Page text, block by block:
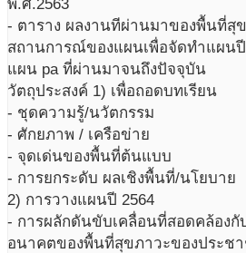
พ.ศ.2563
- ตาราง ผลงานทีผ่านมาของพื้นที่สุ
สถานการณ์ของแผนเพื่อจัดทำแผนปี
แผน pa ที่ผ่านมาจนถึงปัจจุบัน
วัตถุประสงค์ 1) เพื่อถอดบทเรียน
- ชุดความรู้/นวัตกรรม
- ศักยภาพ / เครือข่าย
- จุดเด่นของพื้นที่ต้นแบบ
- การยกระดับ ผลเชิงพื้นที่/นโยบาย
2) การวางแผนปี 2564
- การผลักดันขับเคลื่อนที่สอดคล้อง
อนาคตของพื้นที่สุขภาวะของประช